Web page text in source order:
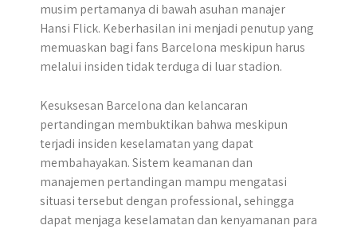
musim pertamanya di bawah asuhan manajer
Hansi Flick. Keberhasilan ini menjadi penutup yang
memuaskan bagi fans Barcelona meskipun harus
melalui insiden tidak terduga di luar stadion.
Kesuksesan Barcelona dan kelancaran
pertandingan membuktikan bahwa meskipun
terjadi insiden keselamatan yang dapat
membahayakan. Sistem keamanan dan
manajemen pertandingan mampu mengatasi
situasi tersebut dengan professional, sehingga
dapat menjaga keselamatan dan kenyamanan para